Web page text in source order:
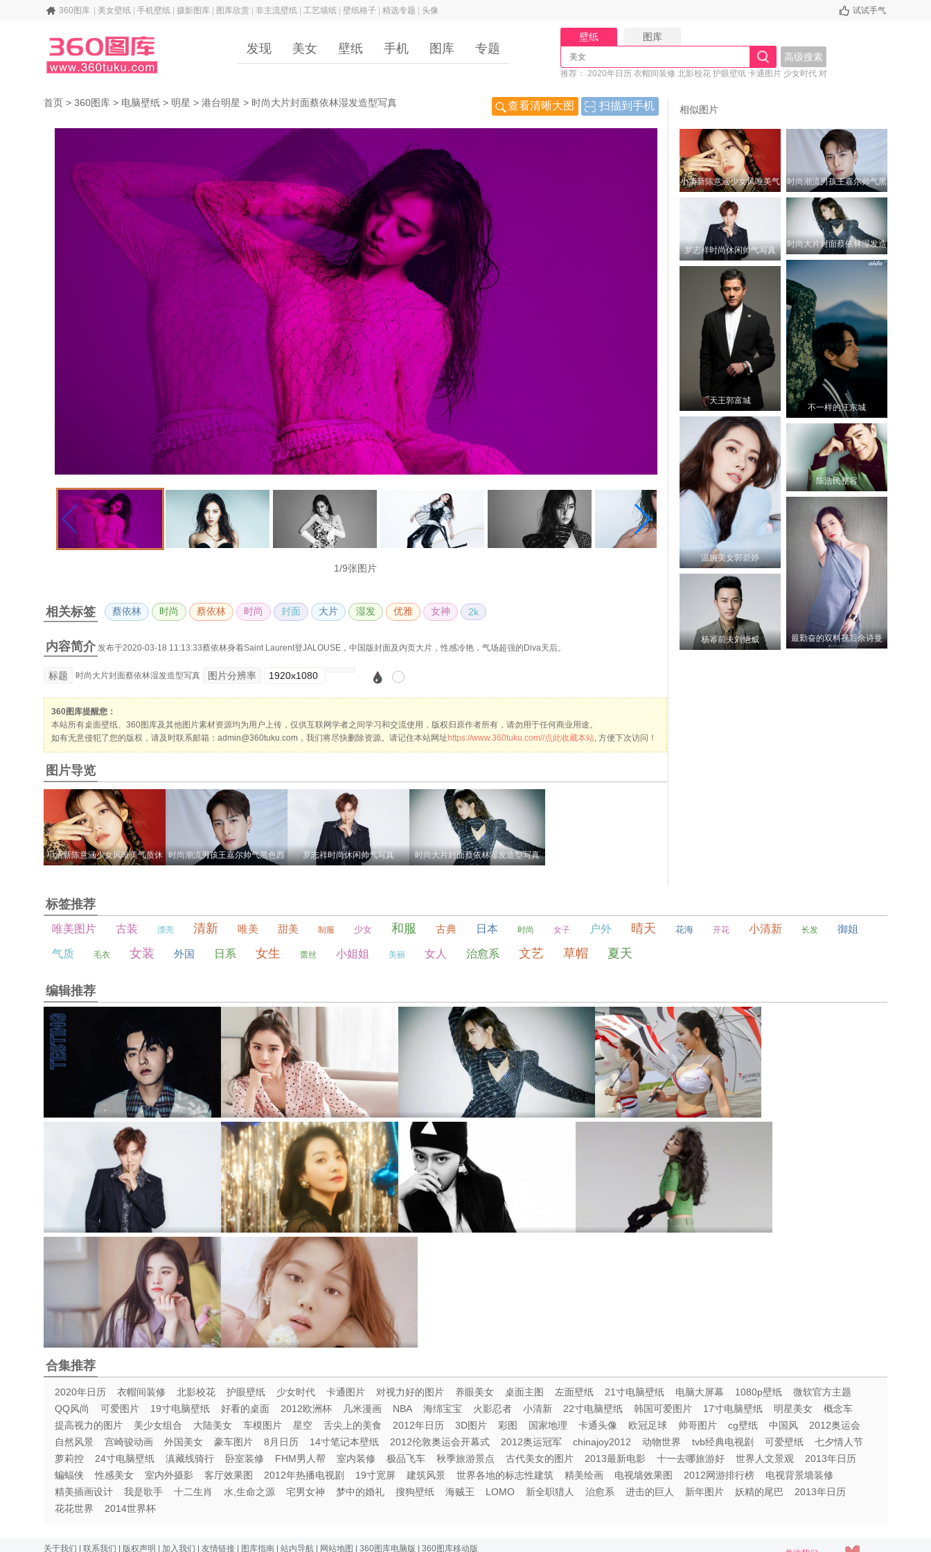
360图库 美女壁纸 手机壁纸 摄影图库 图库欣赏 非主流壁纸 工艺墙纸 壁纸格子 精选专题 头像 试试手气
发现 美女 壁纸 手机 图库 专题
壁纸
图库
高级搜素
推荐： 2020年日历 衣帽间装修 北影校花 护眼壁纸 卡通图片 少女时代 对
查看清晰大图 扫描到手机
首页 > 360图库 > 电脑壁纸 > 明星 > 港台明星 > 时尚大片封面蔡依林湿发造型写真
1/9张图片
相关标签 蔡依林 时尚 蔡依林 时尚 封面 大片 湿发 优雅 女神 2k
内容简介 发布于2020-03-18 11:13:33蔡依林身着Saint Laurent登JALOUSE，中国版封面及内页大片，性感冷艳，气场超强的Diva天后。
标题 时尚大片封面蔡依林湿发造型写真 图片分辨率 1920x1080
360图库提醒您：
本站所有桌面壁纸、 360图库及其他图片素材资源均为用户上传，仅供互联网学者之间学习和交流使用，版权归原作者所有，请勿用于任何商业用途。
如有无意侵犯了您的版权，请及时联系邮箱：admin@360tuku.com，我们将尽快删除资源。请记住本站网址 https://www.360tuku.com//点此收藏本站, 方便下次访问！
图片导览
小清新陈意涵少女风唯美气质休 时尚潮流男孩王嘉尔帅气黑色西 罗志祥时尚休闲帅气写真 时尚大片封面蔡依林湿发造型写真
相似图片
小清新陈意涵少女风唯美气
质休闲迷人写真
时尚潮流男孩王嘉尔帅气黑
色西装迷人写真
罗志祥时尚休闲帅气写真
时尚大片封面蔡依林湿发造
不一样的汪东城
天王郭富城
温婉美女郭碧婷
陈浩民整容
最勤奋的双料视后余诗曼
杨幂前夫刘恺威
0
0
标签推荐
唯美图片 古装 漂亮 清新 唯美 甜美 制服 少女 和服 古典 日本 时尚 女子 户外 晴天 花海 开花 小清新 长发 御姐
气质 毛衣 女装 外国 日系 女生 蕾丝 小姐姐 美丽 女人 治愈系 文艺 草帽 夏天
编辑推荐
吴亦凡时间海帅气休闲写真 极品性感女神杨幂睡衣妖娆妩媚写真 时尚大片封面蔡依林湿发造型写真 极品爆乳汽车宝贝身穿性感吊带
罗志祥时尚休闲帅气写真 性感女神宋茜复古妩媚妖娆迷人写真
合集推荐
2020年日历 衣帽间装修 北影校花 护眼壁纸 少女时代 卡通图片 对视力好的图片 养眼美女 桌面主图 左面壁纸 21寸电脑壁纸 电脑大屏幕 1080p壁纸
微软官方主题
QQ风尚
可爱图片 19寸电脑壁纸 好看的桌面 2012欧洲杯 几米漫画 NBA 海绵宝宝 火影忍者 小清新 22寸电脑壁纸 韩国可爱图片 17寸电脑壁纸 明星美女
概念车
提高视力的图片
美少女组合 大陆美女 车模图片 星空 舌尖上的美食 2012年日历 3D图片 彩图 国家地理 卡通头像 欧冠足球 帅哥图片 cg壁纸 中国风
2012奥运会
自然风景
宫崎骏动画 外国美女 豪车图片 8月日历 14寸笔记本壁纸 2012伦敦奥运会开幕式 2012奥运冠军 chinajoy2012 动物世界 tvb经典电视剧 可爱壁纸
七夕情人节
萝莉控
24寸电脑壁纸 滇藏线骑行 卧室装修 FHM男人帮 室内装修 极品飞车 秋季旅游景点 古代美女的图片 2013最新电影 十一去哪旅游好 世界人文景观
2013年日历
蝙蝠侠
性感美女 室内外摄影 客厅效果图 2012年热播电视剧 19寸宽屏 建筑风景 世界各地的标志性建筑 精美绘画 电视墙效果图 2012网游排行榜
电视背景墙装修
精美插画设计
我是歌手 十二生肖 水,生命之源 宅男女神 梦中的婚礼 搜狗壁纸 海贼王 LOMO 新全职猎人 治愈系 进击的巨人 新年图片 妖精的尾巴
2013年日历
花花世界
2014世界杯
关于我们 联系我们 版权声明 加入我们 友情链接 图库指南 站内导航 网站地图 360图库电脑版 360图库移动版